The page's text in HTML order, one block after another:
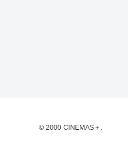
© 2000 CINEMAS＋.